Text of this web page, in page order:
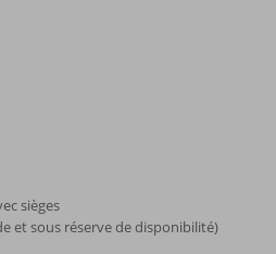
sièges
et sous réserve de disponibilité)